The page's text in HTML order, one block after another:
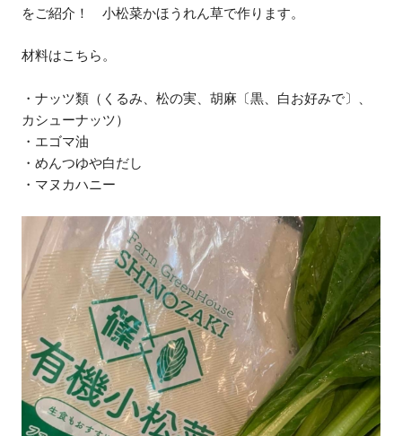
をご紹介！ 小松菜かほうれん草で作ります。
材料はこちら。
・ナッツ類（くるみ、松の実、胡麻〔黒、白お好みで〕、
カシューナッツ）
・エゴマ油
・めんつゆや白だし
・マヌカハニー